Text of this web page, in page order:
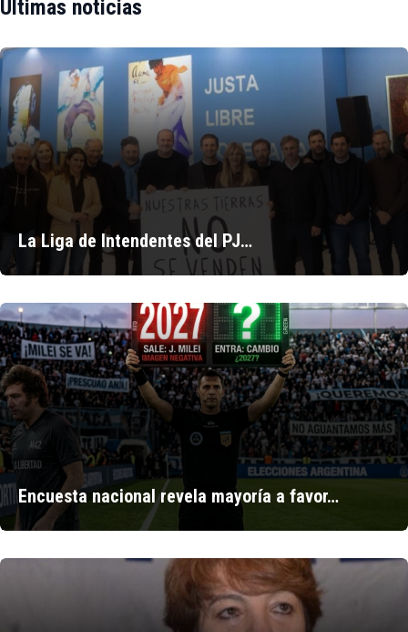
Últimas noticias
La Liga de Intendentes del PJ…
Encuesta nacional revela mayoría a favor…